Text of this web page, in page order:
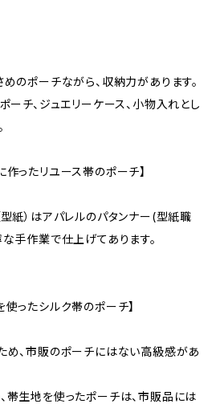
のポーチながら、収納力があります。
ーチ、ジュエリーケース、小物入れとし
作ったリユース帯のポーチ】
紙）はアパレルのパタンナー(型紙職
な手作業で仕上げてあります。
使ったシルク帯のポーチ】
め、市販のポーチにはない高級感があ
帯生地を使ったポーチは、市販品には